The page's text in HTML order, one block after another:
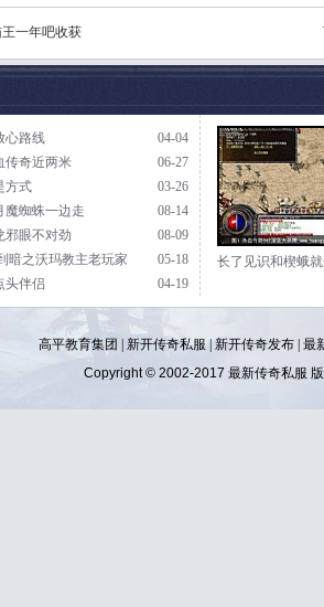
一年吧收获
04-04
心路线
06-27
传奇近两米
03-26
方式
08-14
魔蜘蛛一边走
08-09
邪眼不对劲
05-18
暗之沃玛教主老玩家
04-19
头伴侣
长了见识和楔蛾
高平教育集团 | 新开传奇私服 新开传奇发布 最
Copyright © 2002-2017 最新传奇私服